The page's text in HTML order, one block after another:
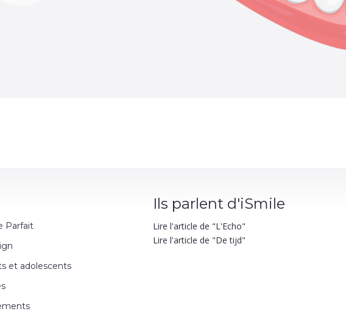
Parfait
et adolescents
Ils parlent d'iSmile
Lire l'article de "L'Echo"
Lire l'article de "De tijd"